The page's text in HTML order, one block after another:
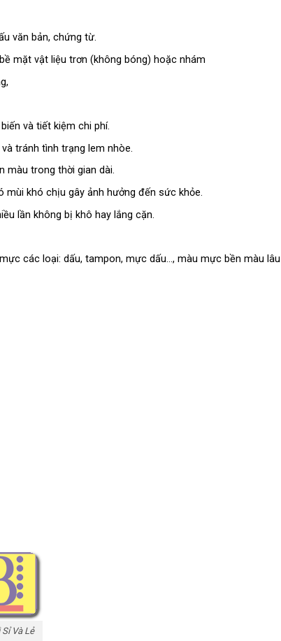
văn bản, chứng từ.
mặt vật liệu trơn (không bóng) hoặc nhám
và tiết kiệm chi phí.
tránh tình trạng lem nhòe.
màu trong thời gian dài.
khó chịu gây ảnh hưởng đến sức khỏe.
lần không bị khô hay lắng cặn.
các loại: dấu, tampon, mực dấu…, màu mực bền màu
Và Lẻ